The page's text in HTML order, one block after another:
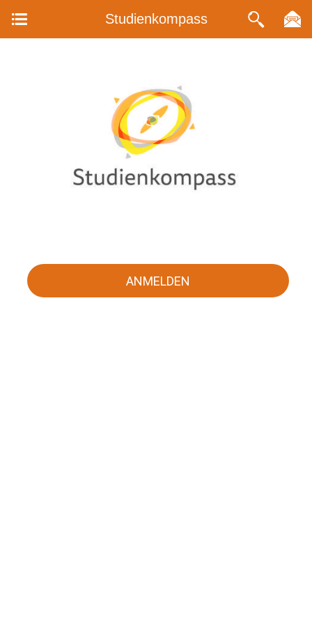
Studienkompass
ANMELDEN